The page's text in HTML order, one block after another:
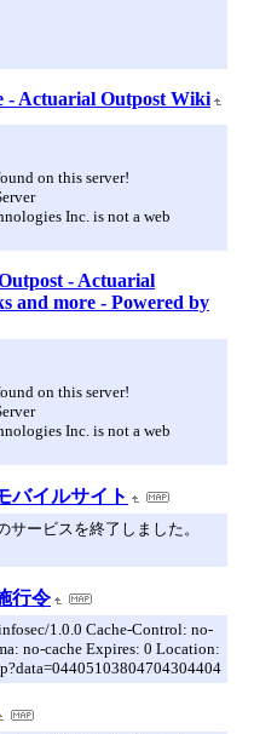
- Actuarial Outpost Wiki
on this server!
Inc. is not a web
- Actuarial
and more - Powered by
on this server!
Inc. is not a web
バイルサイト
ービスを終了しました。
行令
1.0.0 Cache-Control: no-
no-cache Expires: 0 Location: